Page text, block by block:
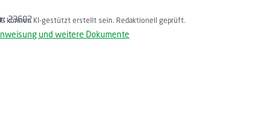
23602
können KI-gestützt erstellt sein. Redaktionell geprüft.
und weitere Dokumente